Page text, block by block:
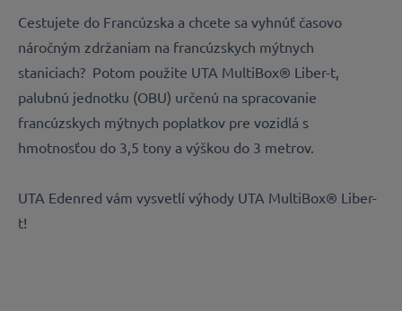
Cestujete do Francúzska a chcete sa vyhnúť časovo
náročným zdržaniam na francúzskych mýtnych
staniciach? Potom použite UTA MultiBox® Liber-t,
palubnú jednotku (OBU) určenú na spracovanie
francúzskych mýtnych poplatkov pre vozidlá s
hmotnosťou do 3,5 tony a výškou do 3 metrov.
UTA Edenred vám vysvetlí výhody UTA MultiBox® Liber-
t!